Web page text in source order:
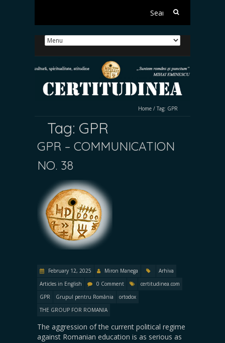
Search
Home / Tag: GPR
Tag: GPR
GPR – COMMUNICATION
NO. 38
February 12, 2025 Miron Manega
Arhiva
Articles in English
0 Comment
certitudinea.com
GPR
Grupul pentru România
ortodox
THE GROUP FOR ROMANIA
The aggression of the current political regime
against Romanian education is as serious as